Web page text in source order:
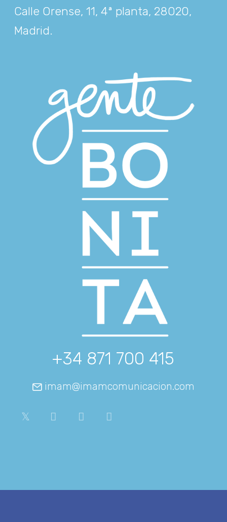
Calle Orense, 11, 4ª planta, 28020,
Madrid.
+34 871 700 415
imam@imamcomunicacion.com